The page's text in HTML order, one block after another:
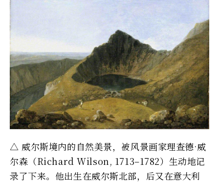
△ 威尔斯境内的自然美景，被风景画家理查德·威
尔森（Richard Wilson, 1713–1782）生动地记
录了下来。他出生在威尔斯北部，后又在意大利